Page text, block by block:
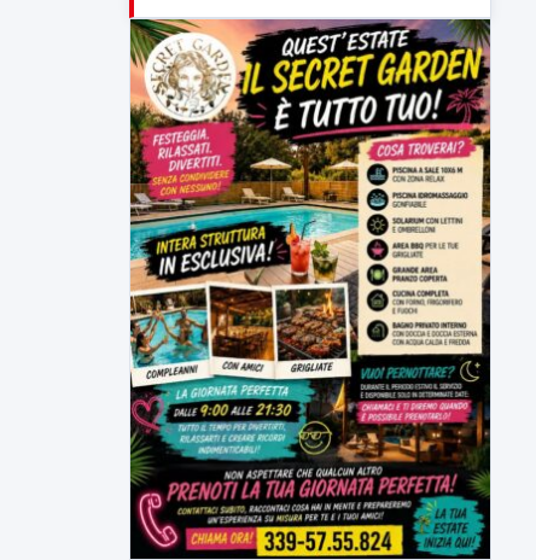
23:00 LabNews (replica)